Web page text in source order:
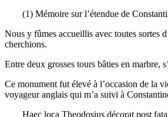
(1) Mémoire sur l’étendue de
Nous y fûmes accueillis avec toutes sortes
cherchions.
Entre deux grosses tours bâties en marbre,
Ce monument fut élevé à l’occasion de la
voyageur anglais qui m’a suivi à
Haec loca Theodosius décorat post